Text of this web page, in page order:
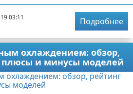
03:11
Подробнее
охлаждением: обзор,
плюсы и минусы моделей